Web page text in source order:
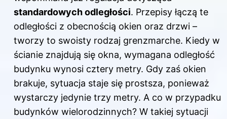
standardowych odległości. Przepisy łączą te
odległości z obecnością okien oraz drzwi –
tworzy to swoisty rodzaj grenzmarche. Kiedy w
ścianie znajdują się okna, wymagana odległość
budynku wynosi cztery metry. Gdy zaś okien
brakuje, sytuacja staje się prostsza, ponieważ
wystarczy jedynie trzy metry. A co w przypadku
budynków wielorodzinnych? W takiej sytuacji